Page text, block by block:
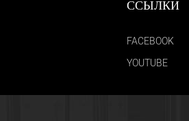
ССЫЛКИ
FACEBOOK
YOUTUBE